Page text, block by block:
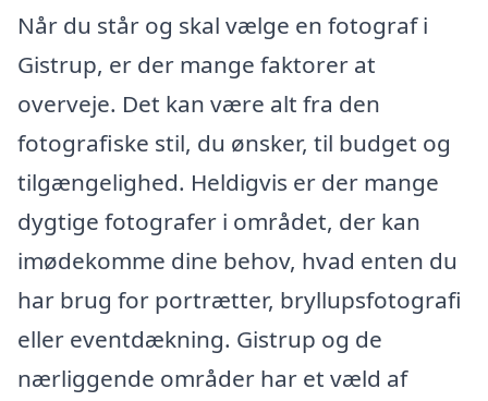
Når du står og skal vælge en fotograf i
Gistrup, er der mange faktorer at
overveje. Det kan være alt fra den
fotografiske stil, du ønsker, til budget og
tilgængelighed. Heldigvis er der mange
dygtige fotografer i området, der kan
imødekomme dine behov, hvad enten du
har brug for portrætter, bryllupsfotografi
eller eventdækning. Gistrup og de
nærliggende områder har et væld af